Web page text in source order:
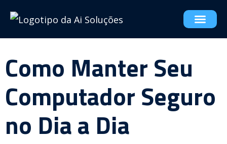
Como Manter Seu
Computador Seguro
no Dia a Dia